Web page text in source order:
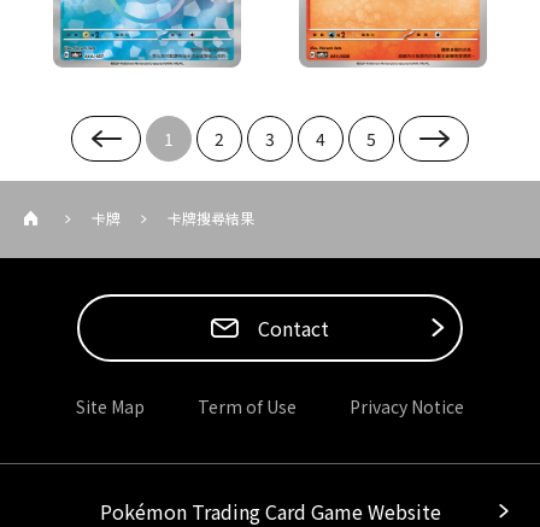
1 2 3 4 5
卡牌 卡牌搜尋結果
Contact
Site Map Term of Use Privacy Notice
Pokémon Trading Card Game Website